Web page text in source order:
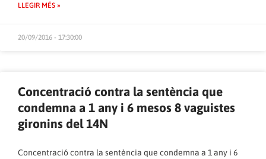
LLEGIR MÉS »
20/09/2016 - 17:30:00
Concentració contra la sentència que
condemna a 1 any i 6 mesos 8 vaguistes
gironins del 14N
Concentració contra la sentència que condemna a 1 any i 6